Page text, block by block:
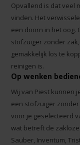
Opvallend is dat veel
vinden. Het
een doorn in het oog.
stofzuiger zonder
gemakkelijk los te
reinigen is.
Op wenken
Wij van Piest kunnen
een stofzuiger
voor je geselecteerd
wat betreft de zakloze
Sauber, Inventum,